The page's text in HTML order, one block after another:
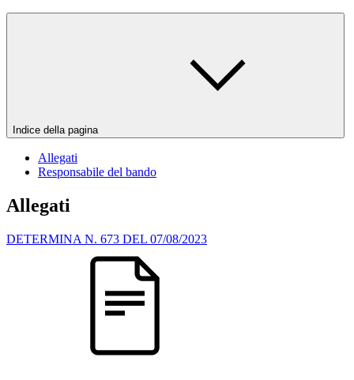
Indice della pagina
Allegati
Responsabile del bando
Allegati
DETERMINA N. 673 DEL 07/08/2023